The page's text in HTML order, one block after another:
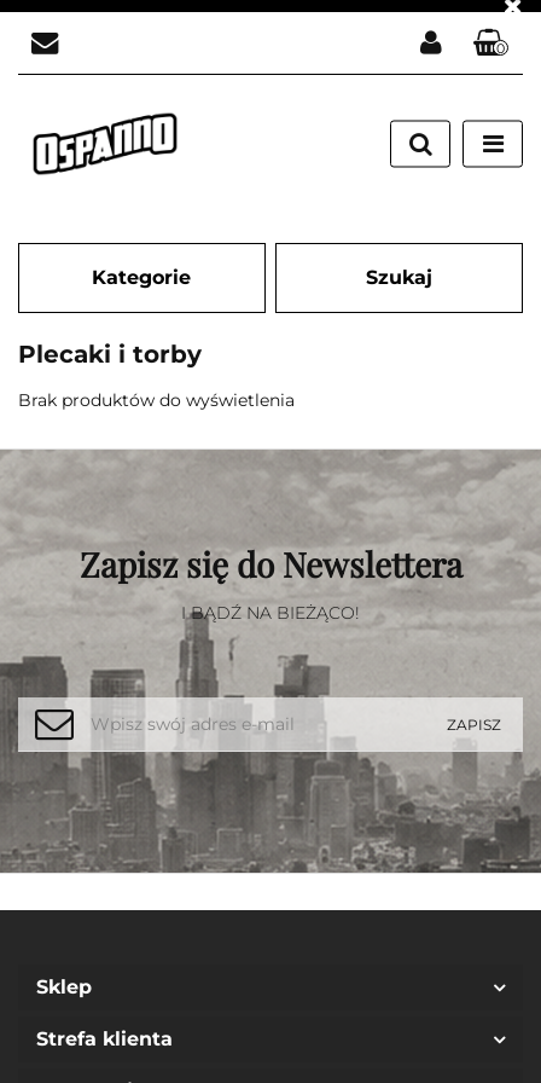
Załóż konto
0
Kategorie Szukaj
Plecaki i torby
Brak produktów do wyświetlenia
Zapisz się do Newslettera
I BĄDŹ NA BIEŻĄCO!
Sklep
Strefa klienta